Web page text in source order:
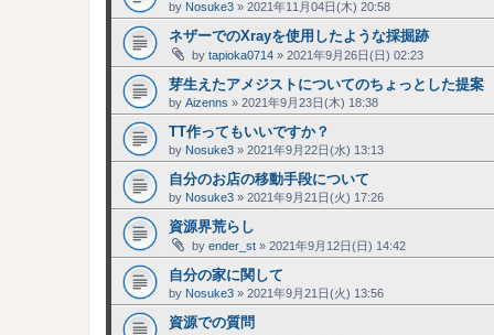
by Nosuke3 » 2021年11月04日(木) 20:58
ネザーでのXrayを使用したような採掘跡
by tapioka0714 » 2021年9月26日(日) 02:23
芽生えたアメジストについてのちょっとした提案
by Aizenns » 2021年9月23日(木) 18:38
TT作ってもいいですか？
by Nosuke3 » 2021年9月22日(水) 13:13
自分のお店の移動手段について
by Nosuke3 » 2021年9月21日(火) 17:26
資源界荒らし
by ender_st » 2021年9月12日(日) 14:42
自分の家に関して
by Nosuke3 » 2021年9月21日(火) 13:56
資源での質問